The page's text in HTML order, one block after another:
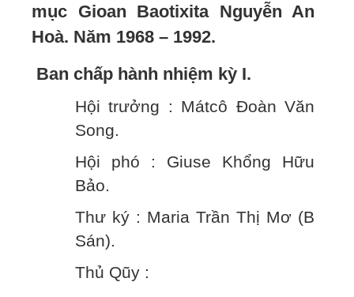
mục Gioan Baotixita Nguyễn An
Hoà. Năm 1968 – 1992.
Ban chấp hành nhiệm kỳ I.
Hội trưởng : Mátcô Đoàn Văn
Song.
Hội phó : Giuse Khổng Hữu
Bảo.
Thư ký : Maria Trần Thị Mơ (B
Sán).
Thủ Qũy :